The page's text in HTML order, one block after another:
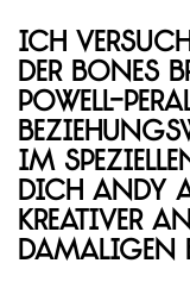
Ich
der Bones
Powell-
im
dich Andy
kreativer
damaligen